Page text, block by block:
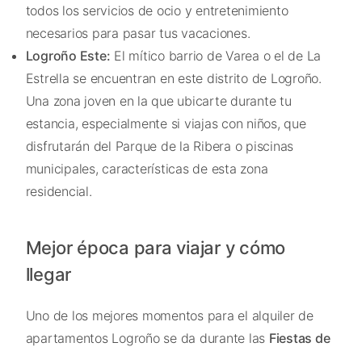
todos los servicios de ocio y entretenimiento
necesarios para pasar tus vacaciones.
Logroño Este: El mítico barrio de Varea o el de La
Estrella se encuentran en este distrito de Logroño.
Una zona joven en la que ubicarte durante tu
estancia, especialmente si viajas con niños, que
disfrutarán del Parque de la Ribera o piscinas
municipales, características de esta zona
residencial.
Mejor época para viajar y cómo
llegar
Uno de los mejores momentos para el alquiler de
apartamentos Logroño se da durante las Fiestas de